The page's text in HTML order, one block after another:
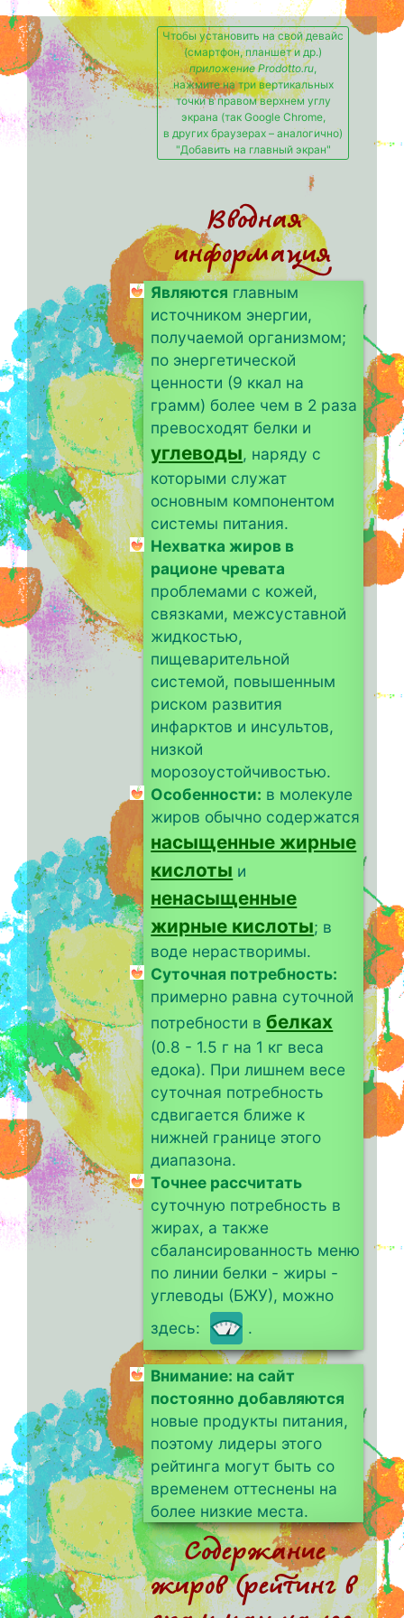
Чтобы установить на свой девайс
(смартфон, планшет и др.)
приложение Prodotto.ru,
нажмите на три вертикальных
точки в правом верхнем углу
экрана (так Google Chrome,
в других браузерах – аналогично)
"Добавить на главный экран"
Вводная
информация
Являются главным
источником энергии,
получаемой организмом;
по энергетической
ценности (9 ккал на
грамм) более чем в 2 раза
превосходят белки и
углеводы, наряду с
которыми служат
основным компонентом
системы питания.
Нехватка жиров в
рационе чревата
проблемами с кожей,
связками, межсуставной
жидкостью,
пищеварительной
системой, повышенным
риском развития
инфарктов и инсультов,
низкой
морозоустойчивостью.
Особенности: в молекуле
жиров обычно содержатся
насыщенные жирные
кислоты и
ненасыщенные
жирные кислоты; в
воде нерастворимы.
Суточная потребность:
примерно равна суточной
потребности вбелках
(0.8 - 1.5 г на 1 кг веса
едока). При лишнем весе
суточная потребность
сдвигается ближе к
нижней границе этого
диапазона.
Точнее рассчитать
суточную потребность в
жирах, а также
сбалансированность меню
по линии белки - жиры -
углеводы (БЖУ), можно
здесь:
.
Внимание: на сайт
постоянно добавляются
новые продукты питания,
поэтому лидеры этого
рейтинга могут быть со
временем оттеснены на
более низкие места.
Содержание
жиров (рейтинг в